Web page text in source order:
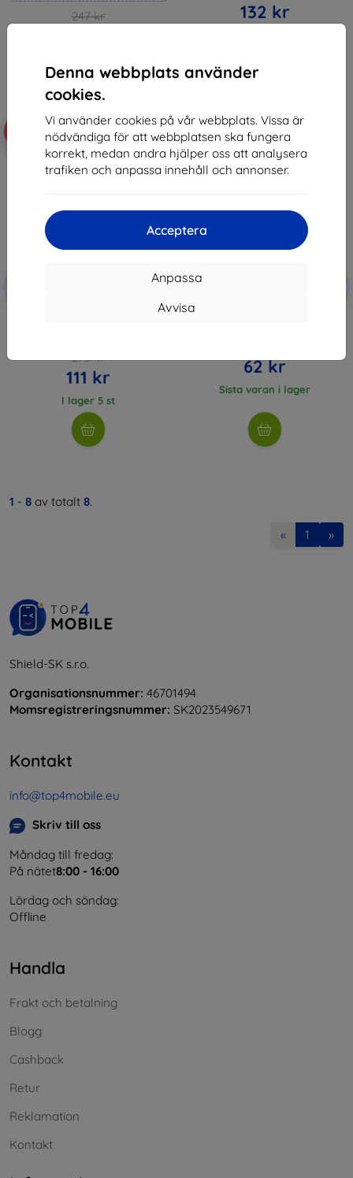
Denna webbplats använder
cookies.
Vi använder cookies på vår webbplats. Vissa är
nödvändiga för att webbplatsen ska fungera
korrekt, medan andra hjälper oss att analysera
trafiken och anpassa innehåll och annonser.
Acceptera
Anpassa
Avvisa
247 kr 132 kr
EXTRA10
275 kr
111 kr
I lager 5 st
-46%
-10%
62 kr
Sista varan i lager
1 - 8 av totalt 8.
« 1 »
Shield-SK s.r.o.
Organisationsnummer: 46701494
Momsregistreringsnummer: SK2023549671
Kontakt
info@top4mobile.eu
Skriv till oss
Måndag till fredag:
På nätet8:00 - 16:00
Lördag och söndag:
Offline
Handla
Frakt och betalning
Blogg
Cashback
Retur
Reklamation
Kontakt